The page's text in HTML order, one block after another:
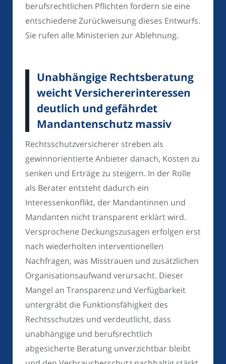
berufsrechtlichen Pflichten fordern sie eine
entschiedene Zurückweisung dieses Entwurfs.
Sie rufen alle Ministerien zur Ablehnung.
Unabhängige Rechtsberatung
weicht Versichererinteressen
deutlich und gefährdet
Mandantenschutz massiv
Rechtsschutzversicherer streben als
gewinnorientierte Anbieter danach, Kosten zu
senken und Erträge zu steigern. In der Rolle
als Berater entsteht dadurch ein
Interessenkonflikt, der Mandantinnen und
Mandanten nicht transparent erklärt wird.
Versprochene Deckungszusagen erfolgen erst
nach wiederholten interventionellen
Nachfragen, was Misstrauen und zusätzlichen
Organisationsaufwand verursacht. Dieser
Mangel an Transparenz und Verfügbarkeit
untergräbt die Funktionsfähigkeit des
Rechtsschutzes und verdeutlicht, dass
unabhängige und berufsrechtlich
abgesicherte Beratung unverzichtbar bleibt